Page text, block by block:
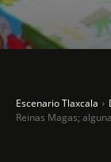
Escenario Tlaxcala
Reinas Magas;